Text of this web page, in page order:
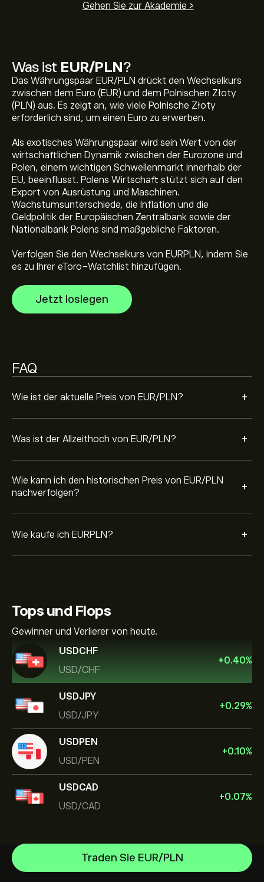
Was ist EUR/PLN?
Das Währungspaar EUR/PLN drückt den Wechselkurs
zwischen dem Euro (EUR) und dem Polnischen Złoty
(PLN) aus. Es zeigt an, wie viele Polnische Złoty
erforderlich sind, um einen Euro zu erwerben.
Als exotisches Währungspaar wird sein Wert von der
wirtschaftlichen Dynamik zwischen der Eurozone und
Polen, einem wichtigen Schwellenmarkt innerhalb der
EU, beeinflusst. Polens Wirtschaft stützt sich auf den
Export von Ausrüstung und Maschinen.
Wachstumsunterschiede, die Inflation und die
Geldpolitik der Europäischen Zentralbank sowie der
Nationalbank Polens sind maßgebliche Faktoren.
Verfolgen Sie den Wechselkurs von EURPLN, indem Sie
es zu Ihrer eToro-Watchlist hinzufügen.
Jetzt loslegen
Gehen Sie zur Akademie >
FAQ
Wie ist der aktuelle Preis von EUR/PLN? +
Der aktuelle Preis von EURPLN beträgt 4.29777‎zł‎ USD
Was ist der Allzeithoch von EUR/PLN? +
Allzeithoch von EUR/PLN liegt bei 5.00168‎zł‎ USD
Wie kann ich den historischen Preis von EUR/PLN
nachverfolgen?
+
eToro Chart und verkleinern Sie ihn, um die historischen
Preisbewegungen von EUR/PLN zu sehen. Der Preis von
Handelsspanne von 0.05‎zł‎.
Wie kaufe ich EURPLN? +
„EUR/PLN (EURPLN)“ auf auf der eToro Website.
Sobald Sie ein Konto erstellt und Geld eingezahlt haben,
Tops und Flops
Gewinner und Verlierer von heute.
USDCHF
USD/CHF
+0.40%
USDJPY
USD/JPY
+0.29%
USDPEN
USD/PEN
+0.10%
USDCAD
USD/CAD
+0.07%
Traden Sie EUR/PLN
EUR/USD